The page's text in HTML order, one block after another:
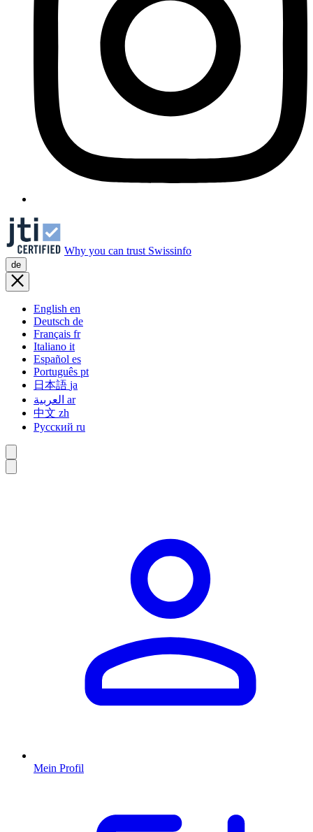
Why you can trust Swissinfo
de
English en
Deutsch de
Français fr
Italiano it
Español es
Português pt
日本語 ja
ar
中文 zh
Русский ru
Mein Profil